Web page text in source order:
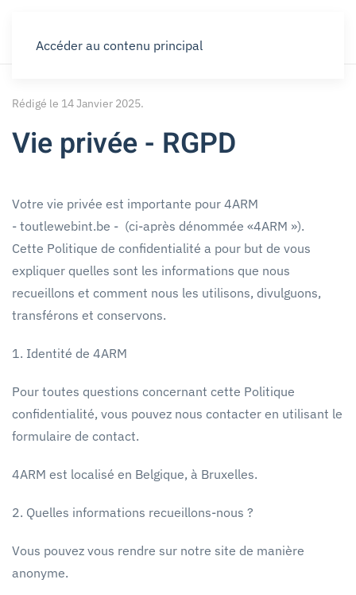
Accéder au contenu principal
Rédigé le 14 Janvier 2025.
Vie privée - RGPD
Votre vie privée est importante pour 4ARM
- toutlewebint.be - (ci-après dénommée «4ARM »).
Cette Politique de confidentialité a pour but de vous
expliquer quelles sont les informations que nous
recueillons et comment nous les utilisons, divulguons,
transférons et conservons.
1. Identité de 4ARM
Pour toutes questions concernant cette Politique
confidentialité, vous pouvez nous contacter en utilisant le
formulaire de contact.
4ARM est localisé en Belgique, à Bruxelles.
2. Quelles informations recueillons-nous ?
Vous pouvez vous rendre sur notre site de manière
anonyme.